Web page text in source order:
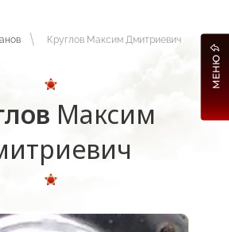
Круглов Максим Дмитриевич
Максим
МЕНЮ